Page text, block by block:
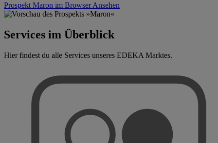
Prospekt Maron im Browser Ansehen
Services im Überblick
Hier findest du alle Services unseres EDEKA Marktes.